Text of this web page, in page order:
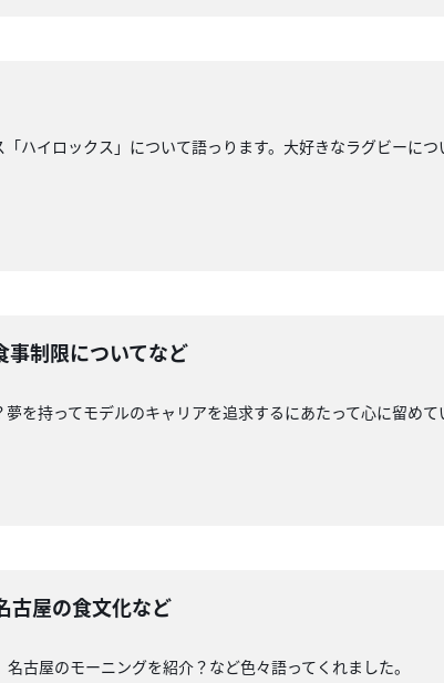
ハイロックス」について語っります。大好きなラグビーにつ
事制限についてなど
を持ってモデルのキャリアを追求するにあたって心に留めて
古屋の食文化など
古屋のモーニングを紹介？など色々語ってくれました。